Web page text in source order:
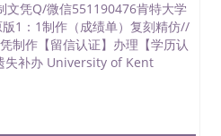
里可以买假毕业证
拿大毕业证551190476申
单可以吗551190476哪里
哪里可以修改成绩单